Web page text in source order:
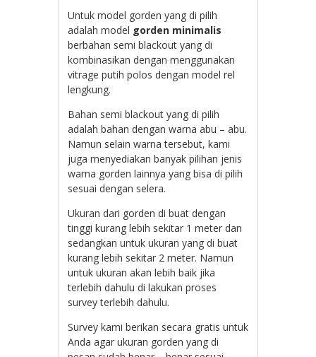
Untuk model gorden yang di pilih
adalah model gorden minimalis
berbahan semi blackout yang di
kombinasikan dengan menggunakan
vitrage putih polos dengan model rel
lengkung.
Bahan semi blackout yang di pilih
adalah bahan dengan warna abu – abu.
Namun selain warna tersebut, kami
juga menyediakan banyak pilihan jenis
warna gorden lainnya yang bisa di pilih
sesuai dengan selera.
Ukuran dari gorden di buat dengan
tinggi kurang lebih sekitar 1 meter dan
sedangkan untuk ukuran yang di buat
kurang lebih sekitar 2 meter. Namun
untuk ukuran akan lebih baik jika
terlebih dahulu di lakukan proses
survey terlebih dahulu.
Survey kami berikan secara gratis untuk
Anda agar ukuran gorden yang di